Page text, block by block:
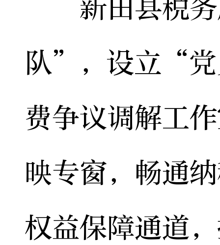
新田县税务
队”，设立“
费争议调解工
映专窗，畅通
权益保障通道